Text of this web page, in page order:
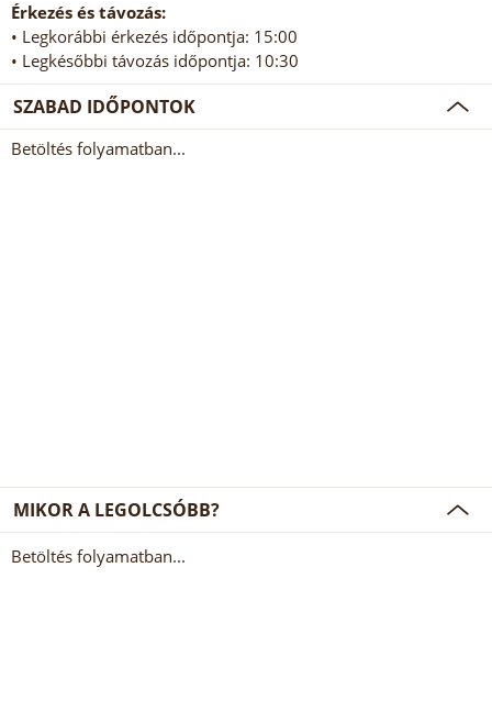
Érkezés és távozás:
• Legkorábbi érkezés időpontja: 15:00
• Legkésőbbi távozás időpontja: 10:30
SZABAD IDŐPONTOK
Betöltés folyamatban...
MIKOR A LEGOLCSÓBB?
Betöltés folyamatban...